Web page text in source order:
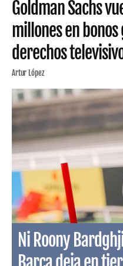
Goldman Sachs
millones en
derechos
Artur López
Ni Roony